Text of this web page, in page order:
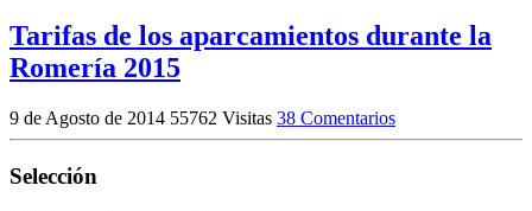
Tarifas de los aparcamientos durante la
Romería 2015
9 de Agosto de 2014 55762 Visitas 38 Comentarios
Selección